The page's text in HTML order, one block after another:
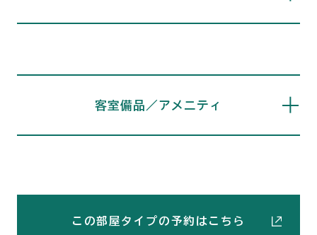
客室備品／アメニティ
この部屋タイプの予約はこちら